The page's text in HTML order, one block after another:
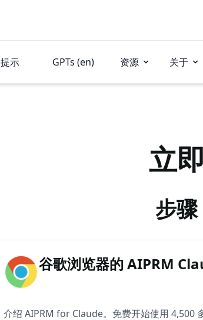
提示 GPTs (en) 资源 关于
立
步
谷歌浏览器的 AIPRM
介绍 AIPRM for Claude。免费开始使用 4,500